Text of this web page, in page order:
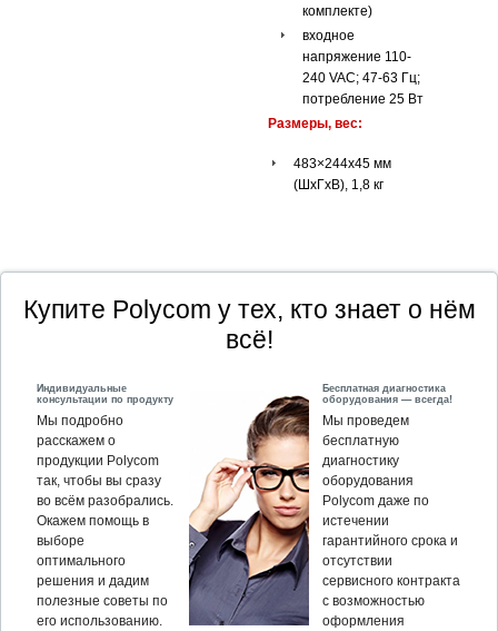
комплекте)
входное
напряжение 110-
240 VAC; 47-63 Гц;
потребление 25 Вт
Размеры, вес:
483×244x45 мм
(ШхГхВ), 1,8 кг
Купите Polycom у тех, кто знает о нём
всё!
Индивидуальные
консультации по продукту
Мы подробно
расскажем о
продукции Polycom
так, чтобы вы сразу
во всём разобрались.
Окажем помощь в
выборе
оптимального
решения и дадим
полезные советы по
его использованию.
Бесплатная диагностика
оборудования — всегда!
Мы проведем
бесплатную
диагностику
оборудования
Polycom даже по
истечении
гарантийного срока и
отсутствии
сервисного контракта
с возможностью
оформления